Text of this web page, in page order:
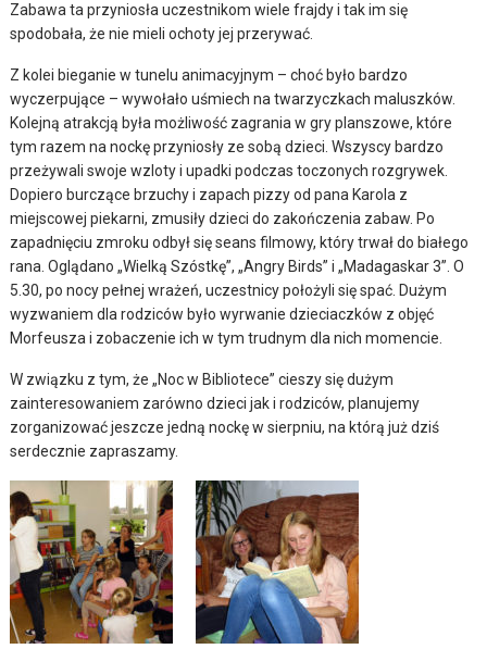
Zabawa ta przyniosła uczestnikom wiele frajdy i tak im się
spodobała, że nie mieli ochoty jej przerywać.
Z kolei bieganie w tunelu animacyjnym – choć było bardzo
wyczerpujące – wywołało uśmiech na twarzyczkach maluszków.
Kolejną atrakcją była możliwość zagrania w gry planszowe, które
tym razem na nockę przyniosły ze sobą dzieci. Wszyscy bardzo
przeżywali swoje wzloty i upadki podczas toczonych rozgrywek.
Dopiero burczące brzuchy i zapach pizzy od pana Karola z
miejscowej piekarni, zmusiły dzieci do zakończenia zabaw. Po
zapadnięciu zmroku odbył się seans filmowy, który trwał do białego
rana. Oglądano „Wielką Szóstkę”, „Angry Birds” i „Madagaskar 3”. O
5.30, po nocy pełnej wrażeń, uczestnicy położyli się spać. Dużym
wyzwaniem dla rodziców było wyrwanie dzieciaczków z objęć
Morfeusza i zobaczenie ich w tym trudnym dla nich momencie.
W związku z tym, że „Noc w Bibliotece” cieszy się dużym
zainteresowaniem zarówno dzieci jak i rodziców, planujemy
zorganizować jeszcze jedną nockę w sierpniu, na którą już dziś
serdecznie zapraszamy.